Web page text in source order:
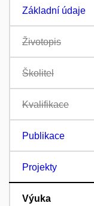
Základní údaje
Životopis
Školitel
Kvalifikace
Publikace
Projekty
Výuka